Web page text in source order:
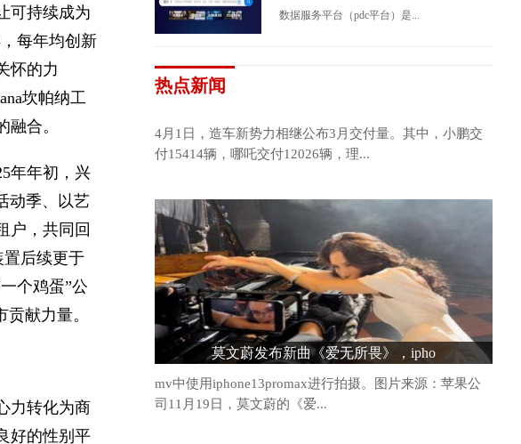
可持续成为
每年均创新
怀的力
坎帕纳工
合。
年年初，兴
动季、以艺
户，共同回
置后续更于
个鸡蛋”公
献力量。
力转化为商
好的性别平
数据服务平台（pdc平台）是...
热点新闻
造车新势力格局生变：头部阵营松动，“
4月1日，造车新势力相继公布3月交付量。其中，小鹏交
付15414辆，哪吒交付12026辆，理...
莫文蔚发布新曲《爱无所畏》，ipho
mv中使用iphone13promax进行拍摄。图片来源：苹果公
司11月19日，莫文蔚的《爱...